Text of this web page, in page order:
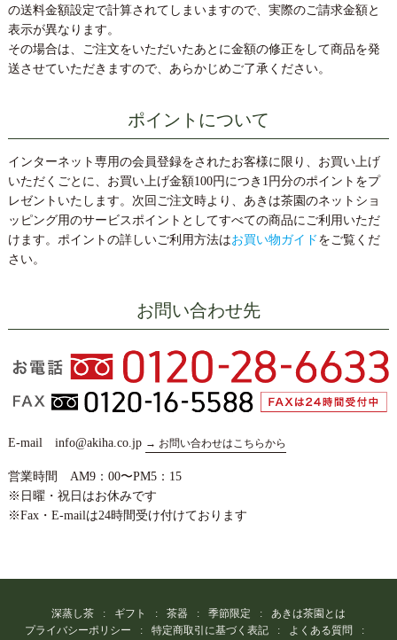
の送料金額設定で計算されてしまいますので、実際のご請求金額と
表示が異なります。
その場合は、ご注文をいただいたあとに金額の修正をして商品を発
送させていただきますので、あらかじめご了承ください。
ポイントについて
インターネット専用の会員登録をされたお客様に限り、お買い上げ
いただくごとに、お買い上げ金額100円につき1円分のポイントをプ
レゼントいたします。次回ご注文時より、あきは茶園のネットショ
ッピング用のサービスポイントとしてすべての商品にご利用いただ
けます。ポイントの詳しいご利用方法はお買い物ガイド をご覧くだ
さい。
お問い合わせ先
E-mail info@akiha.co.jp → お問い合わせはこちらから
営業時間 AM9：00〜PM5：15
※日曜・祝日はお休みです
※Fax・E-mailは24時間受け付けております
深蒸し茶 ギフト 茶器 季節限定
あきは茶園とは
プライバシーポリシー
特定商取引に基づく表記 よくある質問